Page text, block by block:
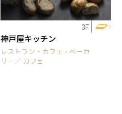
3F
神戸屋キッチン
レストラン・カフェ - ベーカ
リー／ カフェ